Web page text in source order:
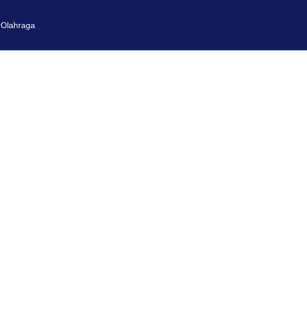
Olahraga